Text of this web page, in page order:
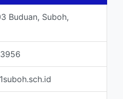
Buduan, Suboh,